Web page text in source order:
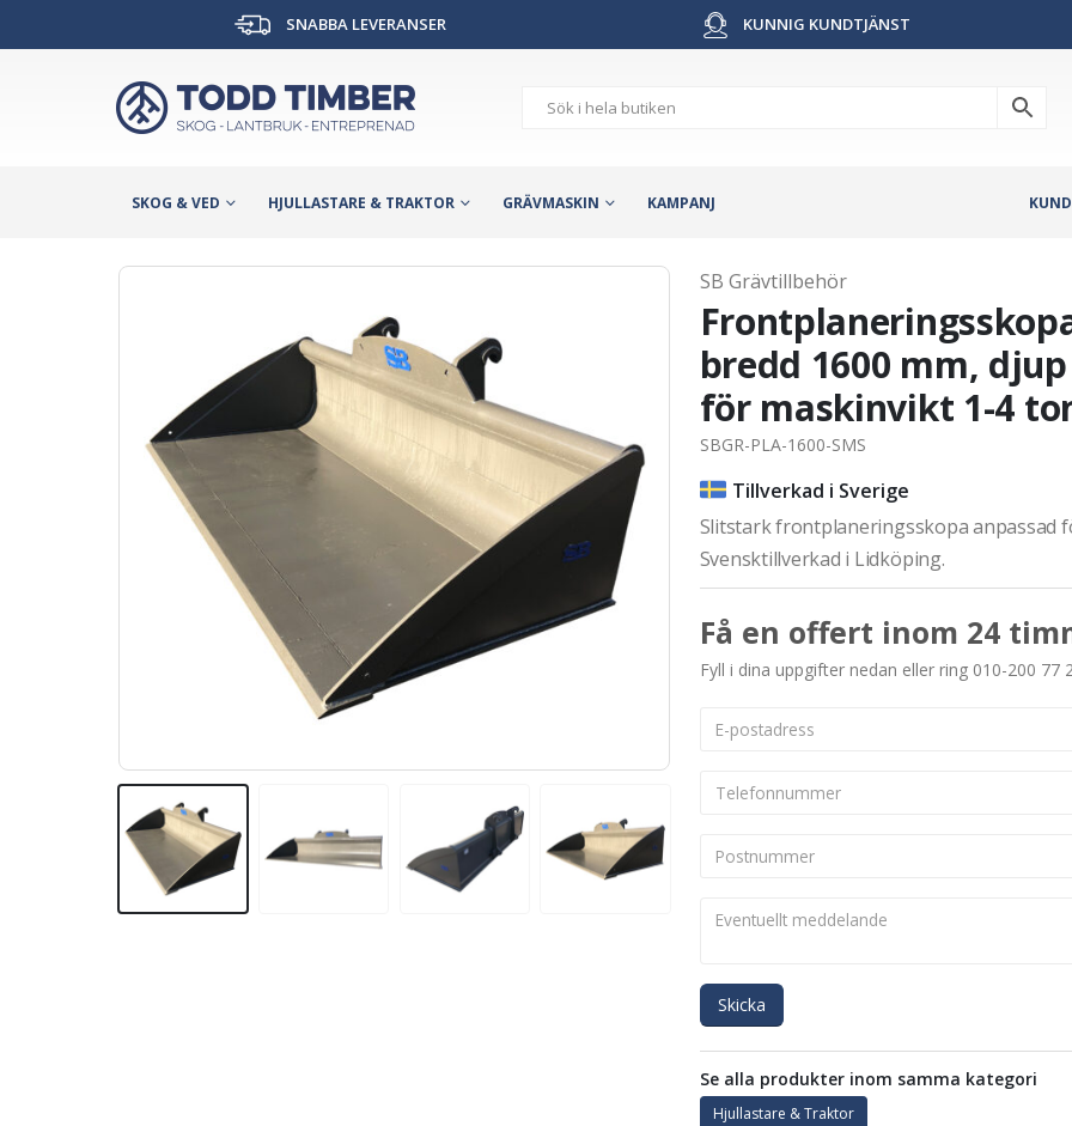
SNABBA LEVERANSER KUNNIG KUNDTJÄNST
SKOG & VED HJULLASTARE & TRAKTOR GRÄVMASKIN KAMPANJ
SB Grävtillbehör
bredd 1600 mm,
för maskinvikt 1-4
SBGR-PLA-1600-SMS
Tillverkad i Sverige
Slitstark frontplaneringsskopa anpassad
Svensktillverkad i Lidköping.
Få en offert inom 24
Fyll i dina uppgifter nedan eller ring 010-200 77
Skicka
Se alla produkter inom samma kategori
Hjullastare & Traktor